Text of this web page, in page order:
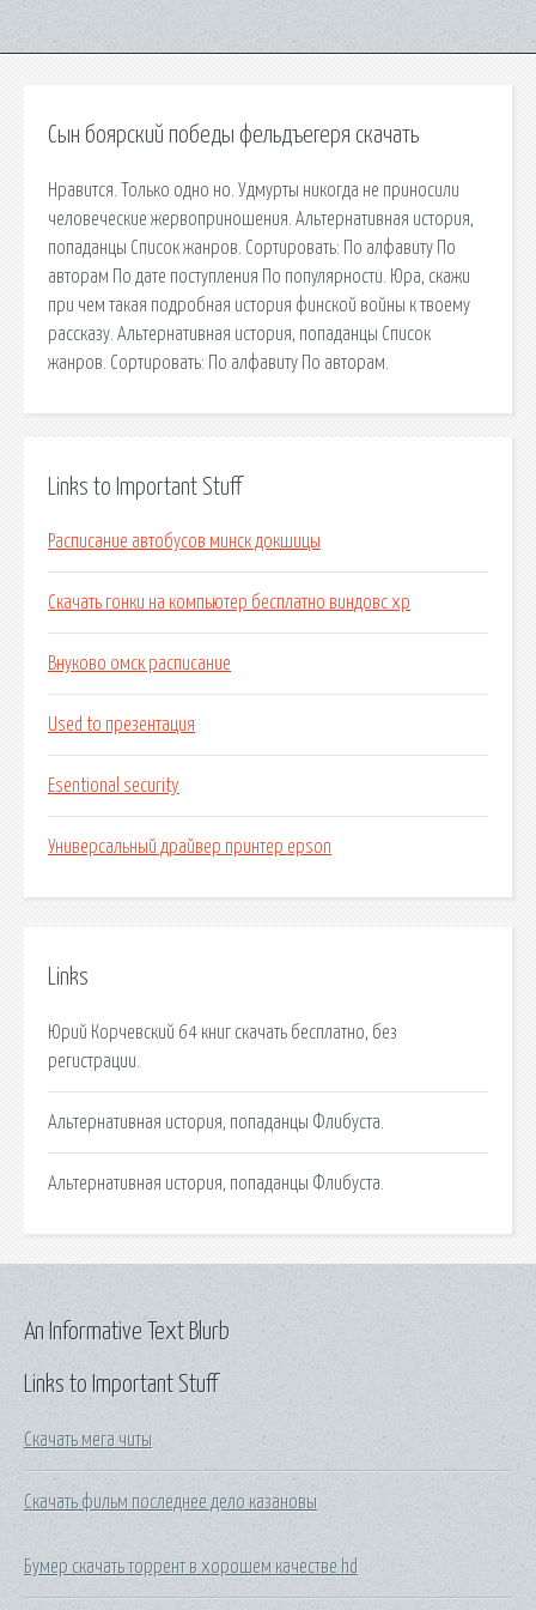
Сын боярский победы фельдъегеря скачать
Нравится. Только одно но. Удмурты никогда не приносили
человеческие жервоприношения. Альтернативная история,
попаданцы Список жанров. Сортировать: По алфавиту По
авторам По дате поступления По популярности. Юра, скажи
при чем такая подробная история финской войны к твоему
рассказу. Альтернативная история, попаданцы Список
жанров. Сортировать: По алфавиту По авторам.
Links to Important Stuff
Расписание автобусов минск докшицы
Скачать гонки на компьютер бесплатно виндовс xp
Внуково омск расписание
Used to презентация
Esentional security
Универсальный драйвер принтер epson
Links
Юрий Корчевский 64 книг скачать бесплатно, без
регистрации.
Альтернативная история, попаданцы Флибуста.
Альтернативная история, попаданцы Флибуста.
Links to Important Stuff
Скачать мега читы
Скачать фильм последнее дело казановы
Бумер скачать торрент в хорошем качестве hd
An Informative Text Blurb